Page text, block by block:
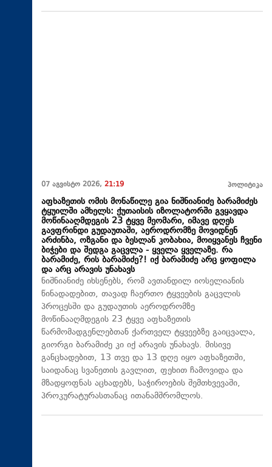
07 აგვისტო 2026, 21:19 პოლიტიკა
აფხაზეთის ომის მონაწილე გია ნიშნიანიძე ბარამიძეს
ტყუილში ამხელს: ქუთაისის იზოლატორში გვყავდა
მოწინააღმდეგის 23 ტყვე მეომარი, იმავე დღეს
გავფრინდი გუდაუთაში, აეროდრომზე მოვიდნენ
არძინბა, ოზგანი და ბესლან კობახია, მოიყვანეს ჩვენი
ბიჭები და შედგა გაცვლა - ყველა ყველაზე. რა
ბარამიძე, რის ბარამიძე?! იქ ბარამიძე არც ყოფილა
და არც არავის უნახავს
ნიშნიანიძე იხსენებს, რომ ავთანდილ იოსელიანის
წინადადებით, თავად ჩაერთო ტყვეების გაცვლის
პროცესში და გუდაუთის აეროდრომზე
მოწინააღმდეგის 23 ტყვე აფხაზეთის
წარმომადგენლებთან ქართველ ტყვეებზე გაიცვალა,
გიორგი ბარამიძე კი იქ არავის უნახავს. მისივე
განცხადებით, 13 თვე და 13 დღე იყო აფხაზეთში,
საიდანაც სვანეთის გავლით, ფეხით ჩამოვიდა და
მზადყოფნას აცხადებს, საჭიროების შემთხვევაში,
პროკურატურასთანაც ითანამშრომლოს.